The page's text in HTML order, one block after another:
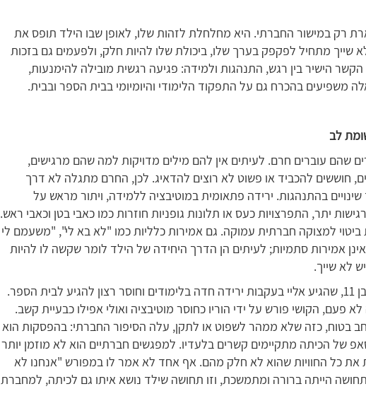
רק במישור החברתי. היא מחלחלת לזהות שלו, לאופן שבו הילד תופס את
שייך מתחיל לפקפק בערך שלו, ביכולת שלו להיות חלק, ולפעמים גם בזכות
הקשר הישיר בין רגש, התנהגות ולמידה: פגיעה רגשית מובילה להימנעות,
משפיעים בהכרח גם על התפקוד הלימודי והיומיומי בבית הספר ובבית.
לב
שהם עוברים חרם. לעיתים אין להם מילים מדויקות למה שהם מרגישים,
חוששים להכביד או פשוט לא רוצים להדאיג. לכן, החרם מתגלה לא דרך
בהתנהגות. ירידה פתאומית במוטיבציה ללמידה, ויתור מראש על
יתר, התפרצויות כעס או תלונות גופניות חוזרות כמו כאבי בטן וכאבי ראש.
ביטוי למצוקה חברתית עמוקה. גם אמירות כלליות כמו "לא בא לי", "משעמם לי
אמירות סתמיות; לעיתים הן הדרך היחידה של הילד לומר שקשה לו להיות
לא שייך.
כך היה גם עם עידו, בן 11, שהגיע אליי בעקבות ירידה חדה בלימודים וחוסר רצון להגיע לבית הספר.
פעם, הקושי פורש על ידי הוריו כחוסר מוטיבציה ואולי אפילו כבעיית קשב.
בטוח, כזה שלא ממהר לשפוט או לתקן, עלה הסיפור החברתי: בהפסקות הוא
של הכיתה מתקיימים קשרים בלעדיו. למפגשים חברתיים הוא לא מוזמן יותר
את כל החוויות שהוא לא חלק מהם. אף אחד לא אמר לו במפורש "אנחנו לא
הייתה ברורה ומתמשכת, וזו תחושה שילד נושא איתו גם לכיתה, למחברת